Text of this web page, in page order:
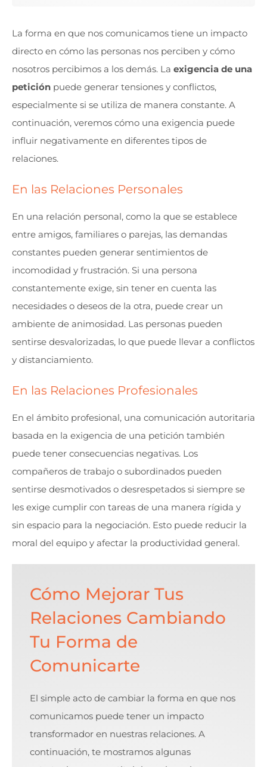
La forma en que nos comunicamos tiene un impacto
directo en cómo las personas nos perciben y cómo
nosotros percibimos a los demás. La exigencia de una
petición puede generar tensiones y conflictos,
especialmente si se utiliza de manera constante. A
continuación, veremos cómo una exigencia puede
influir negativamente en diferentes tipos de
relaciones.
En las Relaciones Personales
En una relación personal, como la que se establece
entre amigos, familiares o parejas, las demandas
constantes pueden generar sentimientos de
incomodidad y frustración. Si una persona
constantemente exige, sin tener en cuenta las
necesidades o deseos de la otra, puede crear un
ambiente de animosidad. Las personas pueden
sentirse desvalorizadas, lo que puede llevar a conflictos
y distanciamiento.
En las Relaciones Profesionales
En el ámbito profesional, una comunicación autoritaria
basada en la exigencia de una petición también
puede tener consecuencias negativas. Los
compañeros de trabajo o subordinados pueden
sentirse desmotivados o desrespetados si siempre se
les exige cumplir con tareas de una manera rígida y
sin espacio para la negociación. Esto puede reducir la
moral del equipo y afectar la productividad general.
Cómo Mejorar Tus
Relaciones Cambiando
Tu Forma de
Comunicarte
El simple acto de cambiar la forma en que nos
comunicamos puede tener un impacto
transformador en nuestras relaciones. A
continuación, te mostramos algunas